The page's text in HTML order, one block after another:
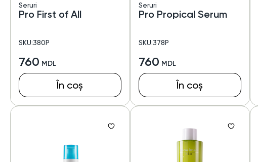
Seruri
Pro First of All
SKU:380P
760
În coș
Seruri
Pro Propical Serum
SKU:378P
760
În coș